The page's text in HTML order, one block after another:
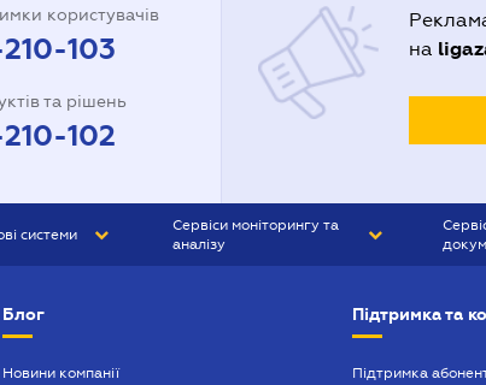
користувачів
103
та рішень
102
на
системи
Сервіси моніторингу та
аналізу
Блог
Новини компанії
Підтримка та
Підтримка